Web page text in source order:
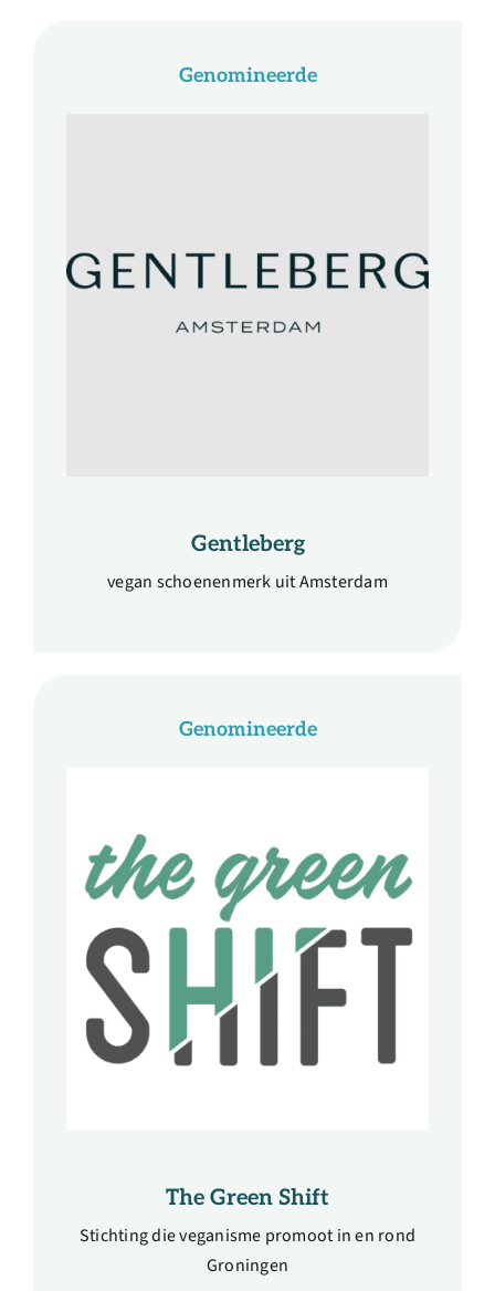
Genomineerde
Gentleberg
vegan schoenenmerk uit Amsterdam
Genomineerde
The Green Shift
Stichting die veganisme promoot in en rond
Groningen